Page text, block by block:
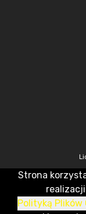
CMS & Hosting: Nefeni Sp. z
Strona
Polityką Plików